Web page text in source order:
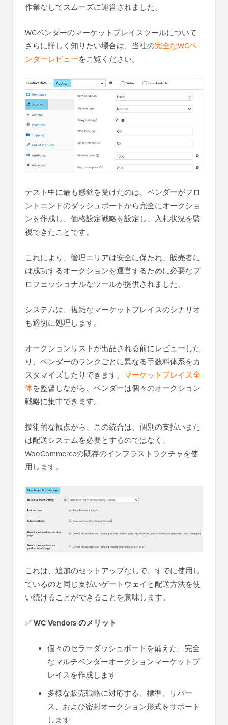
作業なしでスムーズに運営されました。
WCベンダーのマーケットプレイスツールについて
さらに詳しく知りたい場合は、当社の完全なWCベ
ンダーレビューをご覧ください。
テスト中に最も感銘を受けたのは、ベンダーがフロ
ントエンドのダッシュボードから完全にオークショ
ンを作成し、価格設定戦略を設定し、入札状況を監
視できたことです。
これにより、管理エリアは安全に保たれ、販売者に
は成功するオークションを運営するために必要なプ
ロフェッショナルなツールが提供されました。
システムは、複雑なマーケットプレイスのシナリオ
も適切に処理します。
オークションリストが出品される前にレビューした
り、ベンダーのランクごとに異なる手数料体系をカ
スタマイズしたりできます。 マーケットプレイス全
体を監督しながら、ベンダーは個々のオークション
戦略に集中できます。
技術的な観点から、この統合は、個別の支払いまた
は配送システムを必要とするのではなく、
WooCommerceの既存のインフラストラクチャを使
用します。
これは、追加のセットアップなしで、すでに使用し
ているのと同じ支払いゲートウェイと配送方法を使
い続けることができることを意味します。
✅WC Vendors のメリット
個々のセラーダッシュボードを備えた、完全
なマルチベンダーオークションマーケットプ
レイスを作成します
多様な販売戦略に対応する、標準、リバー
ス、および密封オークション形式をサポート
します